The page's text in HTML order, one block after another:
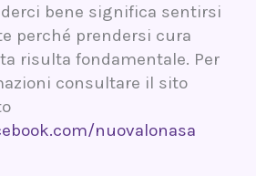
bene significa sentirsi
perché prendersi cura
risulta fondamentale. Per
consultare il sito
nuovalonasa